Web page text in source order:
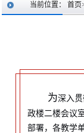
当前位置： 首页
为深入
政楼二楼会议
部署，各教学